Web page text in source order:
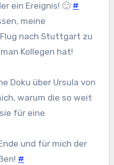
ein Ereignis! 🙂 #
meine
nach Stuttgart zu
Kollegen hat!
Doku über Ursula von
warum die so weit
für eine
und für mich der
#